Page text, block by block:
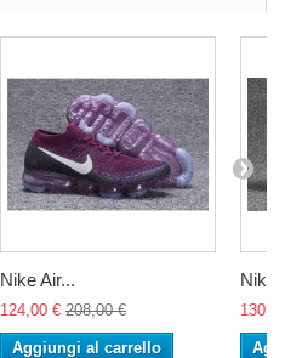
Nike Air...
124,00 € 208,00 €
Aggiungi al carrello
Nike